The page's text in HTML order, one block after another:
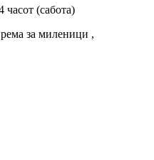
часот (сабота)
за миленици ,